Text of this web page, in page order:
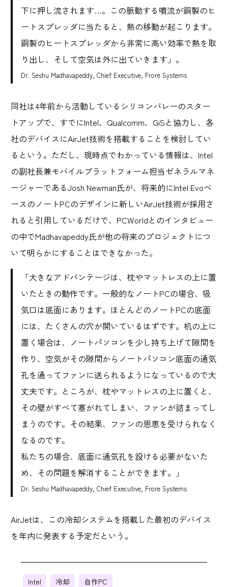
下に押し流されます…。この脈動する噴流が銅製のヒ
ートスプレッダに当たると、熱の移動が起こります。
銅製のヒートスプレッダから非常に高い効率で熱を取
り出し、そして空気は外に出ていきます」。
Dr. Seshu Madhavapeddy, Chief Executive, Frore Systems
同社は4年前から活動しているシリコンバレーのスター
トアップで、すでにIntel、Qualcomm、GiSと協力し、各
社のデバイスにAirJet技術を搭載することを検討してい
るという。ただし、現時点でわかっている情報は、Intel
の副社長兼モバイルプラットフォーム担当ゼネラルマネ
ージャーであるJosh Newman氏が、将来的にIntel Evoベ
ースのノートPCのデザインに新しいAirJet技術が採用さ
れると引用しているだけで、PCWorldとのインタビュー
の中でMadhavapeddy氏が他の将来のプロジェクトにつ
いて明らかにすることはできなかった。
「大きなアドバンテージは、枕やマットレスの上に置
いたときの動作です。一般的なノートPCの場合、吸
気口は底面にあります。ほとんどのノートPCの底面
には、たくさんの穴が開いているはずです。机の上に
置く場合は、ノートパソコンを少し持ち上げて隙間を
作り、空気がその隙間からノートパソコン底面の通気
孔を通ってファンに送られるようになっているので大
丈夫です。ところが、枕やマットレスの上に置くと、
その壁がすべて塞がれてしまい、ファンが詰まってし
まうのです。その結果、ファンの恩恵を受けられなく
なるのです。
私たちの場合、底面に通気孔を設ける必要がないた
め、その問題を解消することができます。」
Dr. Seshu Madhavapeddy, Chief Executive, Frore Systems
AirJetは、この冷却システムを搭載した最初のデバイス
を年内に発表する予定だという。
Intel 冷却 自作PC